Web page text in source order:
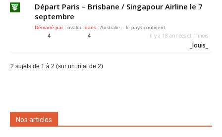
Départ Paris – Brisbane / Singapour Airline le 7
septembre
Démarré par : ovalou dans : Australie – le pays-continent
4 4 il y a 18 années et 1 mois
_louis_
2 sujets de 1 à 2 (sur un total de 2)
Nos articles